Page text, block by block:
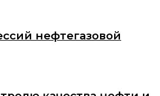
нефтегазовой